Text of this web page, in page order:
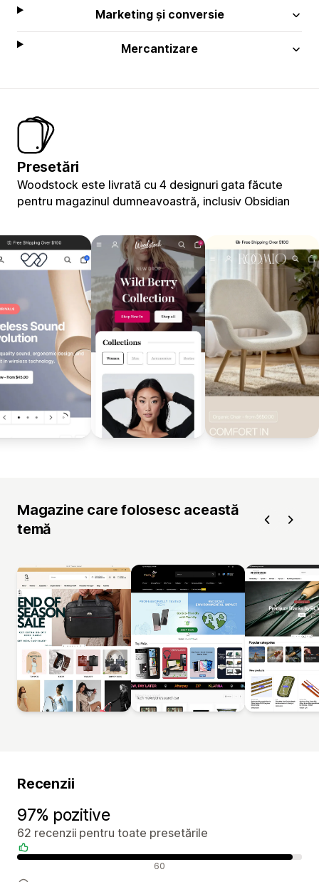
Marketing și conversie
Mercantizare
Presetări
Woodstock este livrată cu 4 designuri gata făcute
pentru magazinul dumneavoastră, inclusiv Obsidian
Magazine care folosesc această
temă
Recenzii
97% pozitive
62 recenzii pentru toate presetările
Recenzii pozitive 60